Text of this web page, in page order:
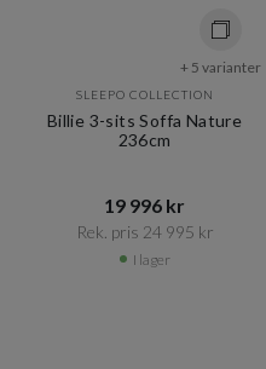
+ 5 varianter
SLEEPO COLLECTION
Billie 3-sits Soffa Nature
236cm
19 996 kr​​
Rek. pris 24 995 kr​​
I lager